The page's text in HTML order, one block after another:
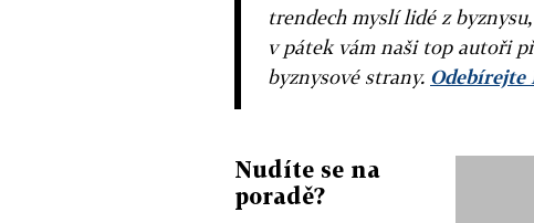
trendech myslí lidé z
v pátek vám naši top autoři
byznysové strany. Odebírejte
Nudíte se na
poradě?